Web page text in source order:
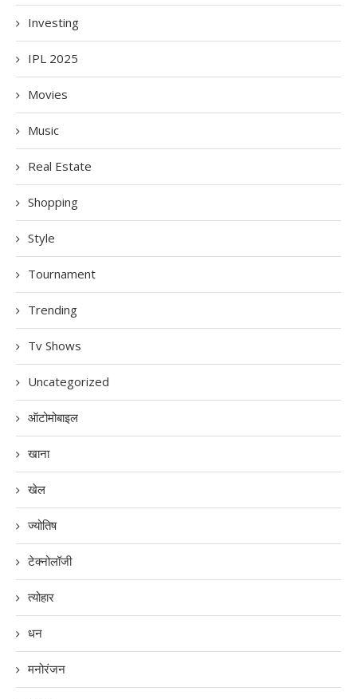
Investing
IPL 2025
Movies
Music
Real Estate
Shopping
Style
Tournament
Trending
Tv Shows
Uncategorized
ऑटोमोबाइल
खाना
खेल
ज्योतिष
टेक्नोलॉजी
त्योहार
धन
मनोरंजन